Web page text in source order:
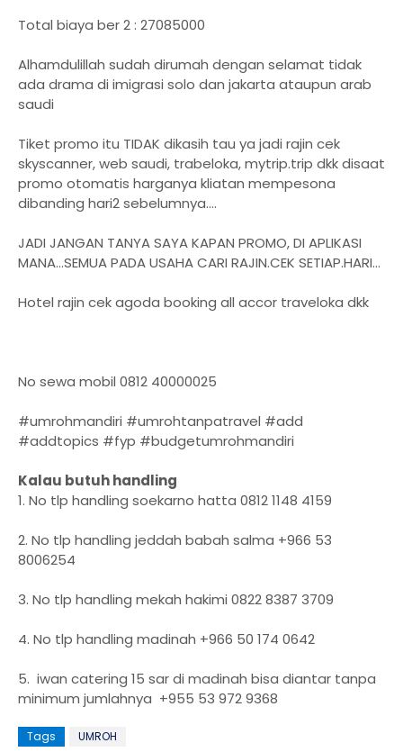
Total biaya ber 2 : 27085000
Alhamdulillah sudah dirumah dengan selamat tidak
ada drama di imigrasi solo dan jakarta ataupun arab
saudi
Tiket promo itu TIDAK dikasih tau ya jadi rajin cek
skyscanner, web saudi, trabeloka, mytrip.trip dkk disaat
promo otomatis harganya kliatan mempesona
dibanding hari2 sebelumnya....
JADI JANGAN TANYA SAYA KAPAN PROMO, DI APLIKASI
MANA...SEMUA PADA USAHA CARI RAJIN.CEK SETIAP.HARI...
Hotel rajin cek agoda booking all accor traveloka dkk
No sewa mobil 0812 40000025
#umrohmandiri #umrohtanpatravel #add
#addtopics #fyp #budgetumrohmandiri
Kalau butuh handling
1. No tlp handling soekarno hatta 0812 1148 4159
2. No tlp handling jeddah babah salma +966 53
8006254
3. No tlp handling mekah hakimi 0822 8387 3709
4. No tlp handling madinah +966 50 174 0642
5. iwan catering 15 sar di madinah bisa diantar tanpa
minimum jumlahnya +955 53 972 9368
Tags UMROH